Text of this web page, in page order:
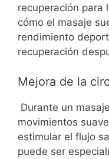
recuperación para
cómo el masaje
rendimiento
recuperación
Mejora de la
Durante un
movimientos
estimular el flujo
puede ser